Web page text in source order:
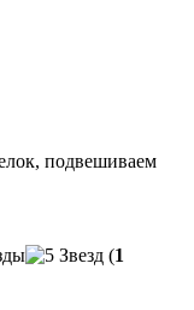
подвешиваем
(1